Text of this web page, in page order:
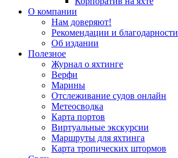
О компании
Нам доверяют!
Рекомендации и благодарности
Об издании
Полезное
Журнал о яхтинге
Верфи
Марины
Отслеживание судов онлайн
Метеосводка
Карта портов
Виртуальные экскурсии
Маршруты для яхтинга
Карта тропических штормов